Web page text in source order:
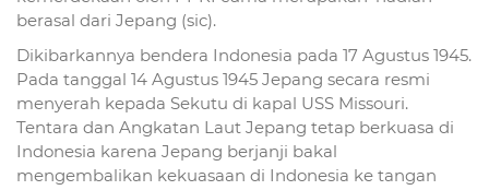
berasal dari Jepang (sic).
Dikibarkannya bendera Indonesia pada 17 Agustus 1945.
Pada tanggal 14 Agustus 1945 Jepang secara resmi
menyerah kepada Sekutu di kapal USS Missouri.
Tentara dan Angkatan Laut Jepang tetap berkuasa di
Indonesia karena Jepang berjanji bakal
mengembalikan kekuasaan di Indonesia ke tangan